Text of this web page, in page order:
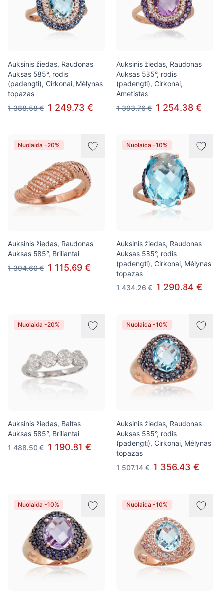
Auksinis žiedas, Raudonas
Auksas 585°, rodis
(padengti), Cirkonai, Mėlynas
topazas
1 388.58 € 1 249.73 €
Auksinis žiedas, Raudonas
Auksas 585°, rodis
(padengti), Cirkonai,
Ametistas
1 393.76 € 1 254.38 €
Nuolaida -20%
Auksinis žiedas, Raudonas
Auksas 585°, Briliantai
1 394.60 € 1 115.69 €
Nuolaida -10%
Auksinis žiedas, Raudonas
Auksas 585°, rodis
(padengti), Cirkonai, Mėlynas
topazas
1 434.26 € 1 290.84 €
Nuolaida -20%
Auksinis žiedas, Baltas
Auksas 585°, Briliantai
1 488.50 € 1 190.81 €
Nuolaida -10%
Auksinis žiedas, Raudonas
Auksas 585°, rodis
(padengti), Cirkonai, Mėlynas
topazas
1 507.14 € 1 356.43 €
Nuolaida -10% Nuolaida -10%